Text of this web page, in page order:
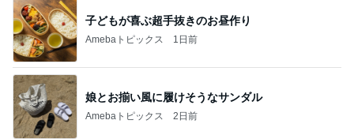
子どもが喜ぶ超手抜きのお昼作り
Amebaトピックス 1日前
娘とお揃い風に履けそうなサンダル
Amebaトピックス 2日前